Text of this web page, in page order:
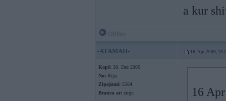
a kur
-ATAMAH- 16. Apr 2009,
Kopš: 30. Dec 2005
No: Rīga
Ziņojumi: 5564
Braucu ar: zirgu
16